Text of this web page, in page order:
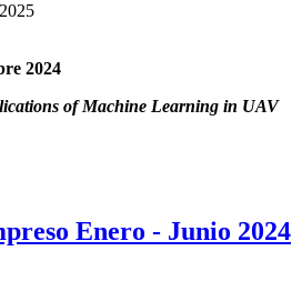
2024
of Machine Learning in UAV
Enero - Junio 2024